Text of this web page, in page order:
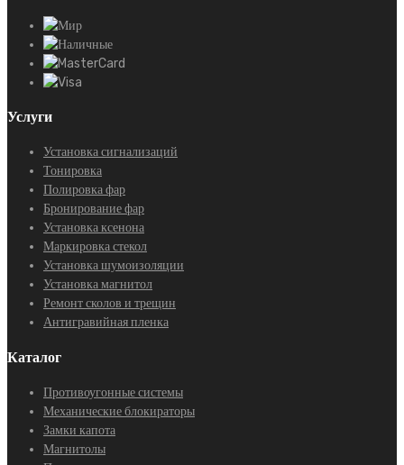
Услуги
Установка сигнализаций
Тонировка
Полировка фар
Бронирование фар
Установка ксенона
Маркировка стекол
Установка шумоизоляции
Установка магнитол
Ремонт сколов и трещин
Антигравийная пленка
Каталог
Противоугонные системы
Механические блокираторы
Замки капота
Магнитолы